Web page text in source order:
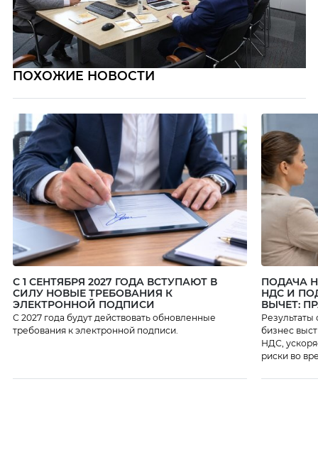
ПОХОЖИЕ НОВОСТИ
С 1 СЕНТЯБРЯ 2027 ГОДА ВСТУПАЮТ В
СИЛУ НОВЫЕ ТРЕБОВАНИЯ К
ЭЛЕКТРОННОЙ ПОДПИСИ
С 2027 года будут действовать обновленные
требования к электронной подписи.
ПОДАЧА
НДС И
ВЫЧЕТ:
бизнес
НДС,
риски во